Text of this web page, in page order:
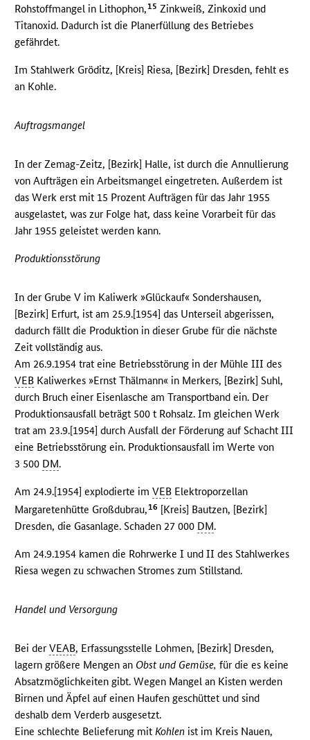
Rohstoffmangel in Lithophon,15 Zinkweiß, Zinkoxid und
Titanoxid. Dadurch ist die Planerfüllung des Betriebes
gefährdet.
Im Stahlwerk Gröditz, [Kreis] Riesa, [Bezirk] Dresden, fehlt es
an Kohle.
Auftragsmangel
In der Zemag-Zeitz, [Bezirk] Halle, ist durch die Annullierung
von Aufträgen ein Arbeitsmangel eingetreten. Außerdem ist
das Werk erst mit 15 Prozent Aufträgen für das Jahr 1955
ausgelastet, was zur Folge hat, dass keine Vorarbeit für das
Jahr 1955 geleistet werden kann.
Produktionsstörung
In der Grube V im Kaliwerk »Glückauf« Sondershausen,
[Bezirk] Erfurt, ist am 25.9.[1954] das Unterseil abgerissen,
dadurch fällt die Produktion in dieser Grube für die nächste
Zeit vollständig aus.
Am 26.9.1954 trat eine Betriebsstörung in der Mühle III des
VEB Kaliwerkes »Ernst Thälmann« in Merkers, [Bezirk] Suhl,
durch Bruch einer Eisenlasche am Transportband ein. Der
Produktionsausfall beträgt 500 t Rohsalz. Im gleichen Werk
trat am 23.9.[1954] durch Ausfall der Förderung auf Schacht III
eine Betriebsstörung ein. Produktionsausfall im Werte von
3 500 DM.
Am 24.9.[1954] explodierte imVEB Elektroporzellan
Margaretenhütte Großdubrau,16 [Kreis] Bautzen, [Bezirk]
Dresden, die Gasanlage. Schaden 27 000 DM.
Am 24.9.1954 kamen die Rohrwerke I und II des Stahlwerkes
Riesa wegen zu schwachen Stromes zum Stillstand.
Handel und Versorgung
Bei derVEAB, Erfassungsstelle Lohmen, [Bezirk] Dresden,
lagern größere Mengen an Obst und Gemüse, für die es keine
Absatzmöglichkeiten gibt. Wegen Mangel an Kisten werden
Birnen und Äpfel auf einen Haufen geschüttet und sind
deshalb dem Verderb ausgesetzt.
Eine schlechte Belieferung mitKohlen ist im Kreis Nauen,